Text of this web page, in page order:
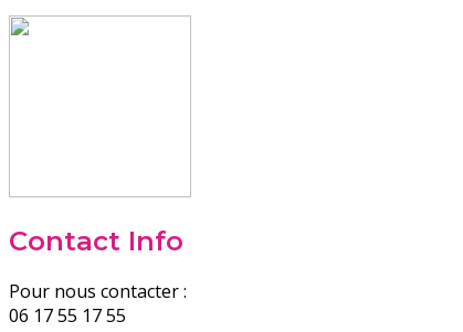
Contact Info
Pour nous contacter :
06 17 55 17 55